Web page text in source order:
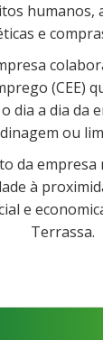
humanos,
e
(CEE)
dia a dia da
ou
da
à
e
Terrassa.